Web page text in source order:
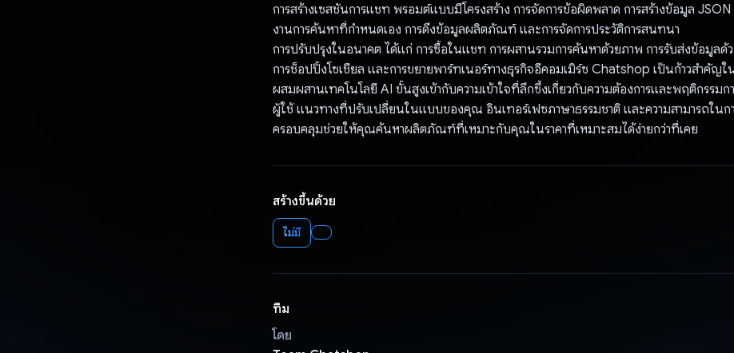
การสร้างเซสชันการแชท พรอมต์แบบมีโครงสร้าง การจัดการข้อผิดพลาด การสร้างข้อมูล JSON
งานการค้นหาที่กำหนดเอง การดึงข้อมูลผลิตภัณฑ์ และการจัดการประวัติการสนทนา
การปรับปรุงในอนาคต ได้แก่ การซื้อในแชท การผสานรวมการค้นหาด้วยภาพ การรับส่งข้อมูลด้
การช็อปปิ้งโซเชียล และการขยายพาร์ทเนอร์ทางธุรกิจอีคอมเมิร์ซ Chatshop เป็นก้าวสำคัญ
ผสมผสานเทคโนโลยี AI ขั้นสูงเข้ากับความเข้าใจที่ลึกซึ้งเกี่ยวกับความต้องการและพฤติกรรมก
ผู้ใช้ แนวทางที่ปรับเปลี่ยนในแบบของคุณ อินเทอร์เฟซภาษาธรรมชาติ และความสามารถในก
ครอบคลุมช่วยให้คุณค้นหาผลิตภัณฑ์ที่เหมาะกับคุณในราคาที่เหมาะสมได้ง่ายกว่าที่เคย
สร้างขึ้นด้วย
ไม่มี
ทีม
โดย